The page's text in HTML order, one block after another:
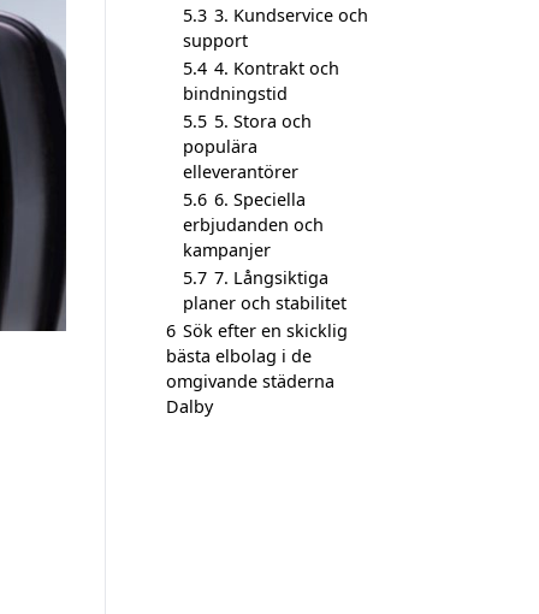
5.3 3. Kundservice och
support
5.4 4. Kontrakt och
bindningstid
5.5 5. Stora och
populära
elleverantörer
5.6 6. Speciella
erbjudanden och
kampanjer
5.7 7. Långsiktiga
planer och stabilitet
6 Sök efter en skicklig
bästa elbolag i de
omgivande städerna
Dalby